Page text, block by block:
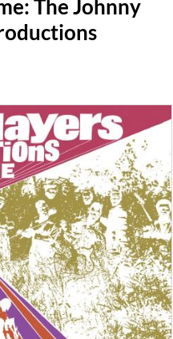
The Johnny